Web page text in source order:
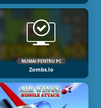
NUMAI PENTRU PC
Zombs.io